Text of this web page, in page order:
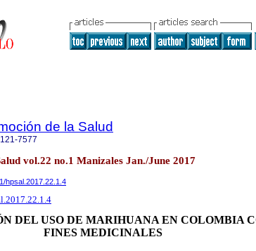
de la Salud
7577
vol.22 no.1 Manizales Jan./June 2017
hpsal.2017.22.1.4
DEL USO DE MARIHUANA EN COLOMBIA
FINES MEDICINALES